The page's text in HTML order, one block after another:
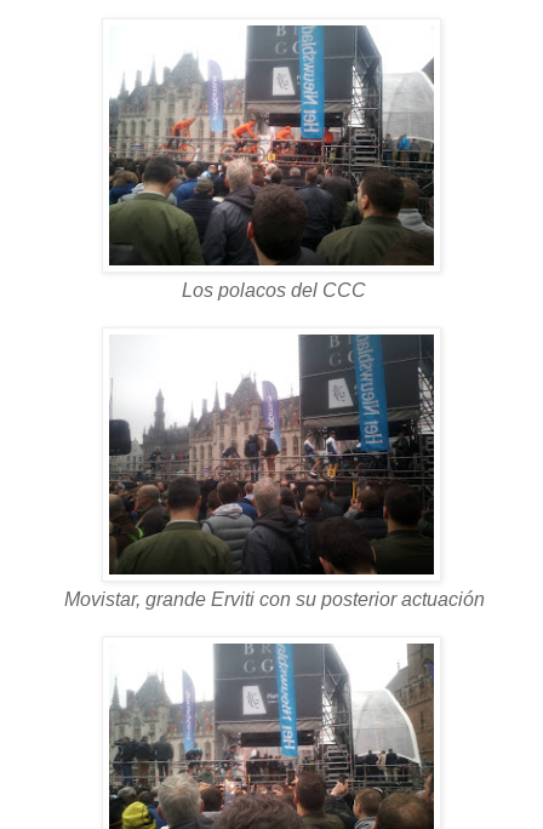
Los polacos del CCC
Movistar, grande Erviti con su posterior actuación